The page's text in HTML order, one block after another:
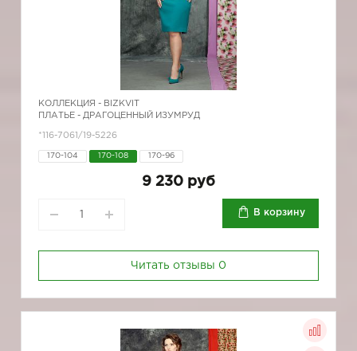
КОЛЛЕКЦИЯ - BIZKVIT
ПЛАТЬЕ - ДРАГОЦЕННЫЙ ИЗУМРУД
*116-7061/19-5226
170-104 170-108 170-96
9 230 руб
В корзину
Читать отзывы 0